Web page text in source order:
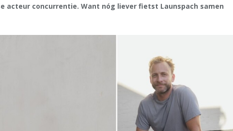
acteur concurrentie. Want nóg liever fietst Launspach samen